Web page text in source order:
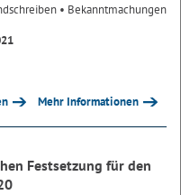
• Bekanntmachungen
Mehr Informationen
Festsetzung für den